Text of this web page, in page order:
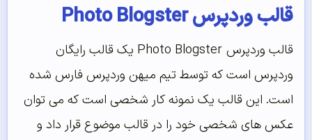
قالب وردپرس Photo Blogster
قالب وردپرس Photo Blogster یک قالب رایگان
وردپرس است که توسط تیم میهن وردپرس فارس شده
است. این قالب یک نمونه کار شخصی است که می توان
عکس های شخصی خود را در قالب موضوع قرار داد و